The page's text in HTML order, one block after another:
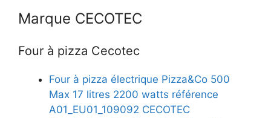
Marque CECOTEC
Four à pizza Cecotec
Four à pizza électrique Pizza&Co 500
Max 17 litres 2200 watts référence
A01_EU01_109092 CECOTEC